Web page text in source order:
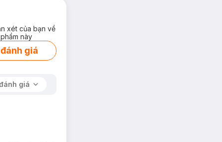
xét của bạn về
này
giá
giá